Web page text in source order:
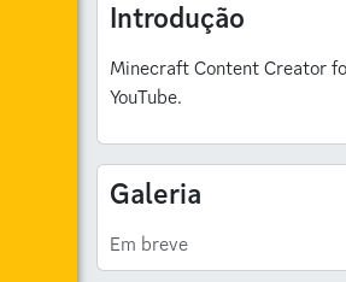
Introdução
Minecraft Content Creator
YouTube.
Galeria
Em breve